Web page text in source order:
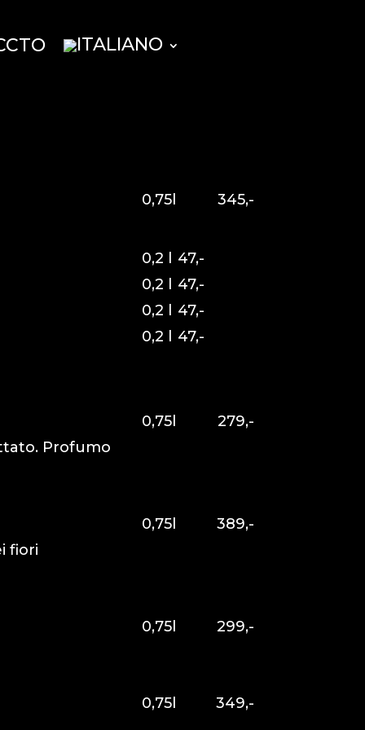
0,75l 345,-
0,2 l 47,-
0,2 l 47,-
0,2 l 47,-
0,2 l 47,-
0,75l
279,-
Profumo
0,75l
389,-
fiori
0,75l 299,-
0,75l 349,-